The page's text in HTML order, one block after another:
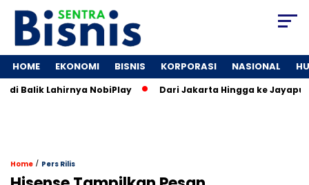
HOME EKONOMI BISNIS KORPORASI NASIONAL
Lahirnya NobiPlay Dari Jakarta Hingga ke Jayapura:
Home / Pers Rilis